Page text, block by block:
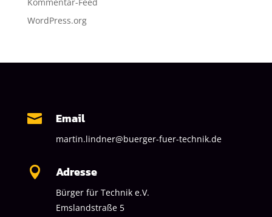
WordPress.org
 Email
martin.lindner@buerger-fuer-technik.de
 Adresse
Bürger für Technik e.V.
Emslandstraße 5